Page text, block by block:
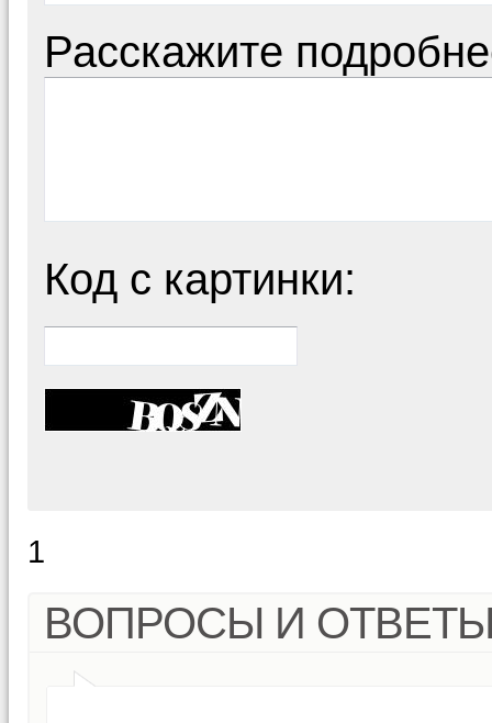
Расскажите
Код с картинки:
1
ВОПРОСЫ И